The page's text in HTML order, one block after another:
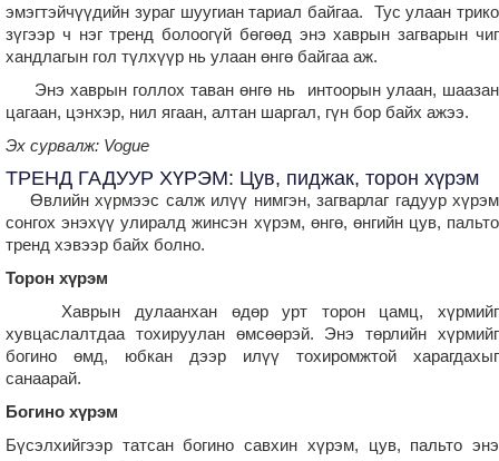
эмэгтэйчүүдийн зураг шуугиан тариал байгаа. Тус улаан трико
зүгээр ч нэг тренд болоогүй бөгөөд энэ хаврын загварын чиг
хандлагын гол түлхүүр нь улаан өнгө байгаа аж.
Энэ хаврын голлох таван өнгө нь интоорын улаан, шаазан
цагаан, цэнхэр, нил ягаан, алтан шаргал, гүн бор байх ажээ.
Эх сурвалж: Vogue
ТРЕНД ГАДУУР ХҮРЭМ: Цув, пиджак, торон хүрэм
Өвлийн хүрмээс салж илүү нимгэн, загварлаг гадуур хүрэм
сонгох энэхүү улиралд жинсэн хүрэм, өнгө, өнгийн цув, пальто
тренд хэвээр байх болно.
Торон хүрэм
Хаврын дулаанхан өдөр урт торон цамц, хүрмийг
хувцаслалтдаа тохируулан өмсөөрэй. Энэ төрлийн хүрмийг
богино өмд, юбкан дээр илүү тохиромжтой харагдахыг
санаарай.
Богино хүрэм
Бүсэлхийгээр татсан богино савхин хүрэм, цув, пальто энэ